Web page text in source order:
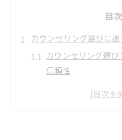
目次
カウンセリング選びに
カウンセリング選
信頼性
相談内容に合うカ